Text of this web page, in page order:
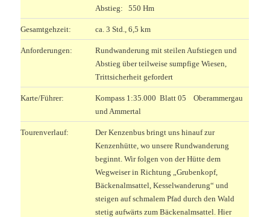
Abstieg: 550 Hm
Gesamtgehzeit: ca. 3 Std., 6,5 km
Anforderungen:
Rundwanderung mit steilen Aufstiegen und
Abstieg über teilweise sumpfige Wiesen,
Trittsicherheit gefordert
Karte/Führer:
Kompass 1:35.000 Blatt 05 Oberammergau
und Ammertal
Tourenverlauf:
Der Kenzenbus bringt uns hinauf zur
Kenzenhütte, wo unsere Rundwanderung
beginnt. Wir folgen von der Hütte dem
Wegweiser in Richtung „Grubenkopf,
Bäckenalmsattel, Kesselwanderung“ und
steigen auf schmalem Pfad durch den Wald
stetig aufwärts zum Bäckenalmsattel. Hier